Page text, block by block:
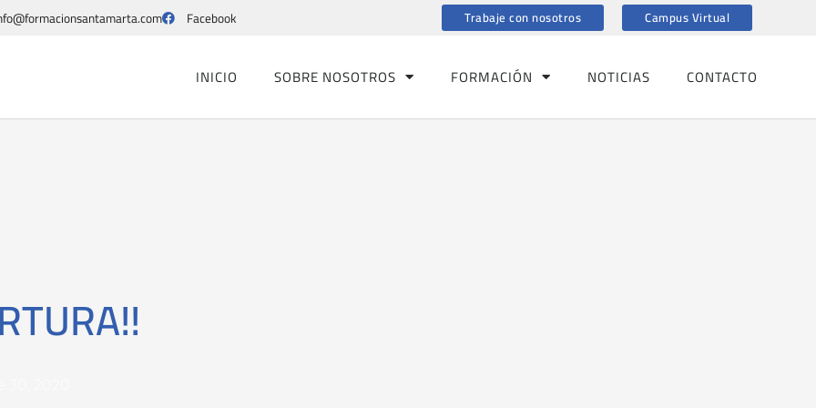
Facebook Trabaje con nosotros Campus Virtual
INICIO SOBRE NOSOTROS FORMACIÓN NOTICIAS CONTACTO